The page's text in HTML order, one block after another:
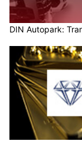
DIN Autopark: